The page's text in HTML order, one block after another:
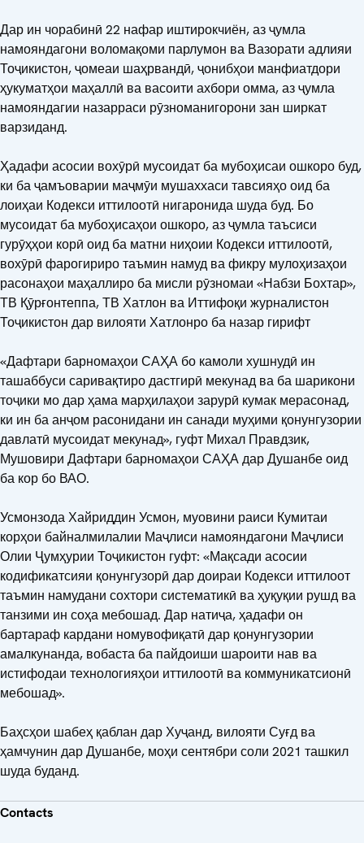
Дар ин чорабинӣ 22 нафар иштирокчиён, аз ҷумла
намояндагони воломақоми парлумон ва Вазорати адлияи
Тоҷикистон, ҷомеаи шаҳрвандӣ, ҷонибҳои манфиатдори
ҳукуматҳои маҳаллӣ ва васоити ахбори омма, аз ҷумла
намояндагии назарраси рӯзноманигорони зан ширкат
варзиданд.
Ҳадафи асосии вохӯрӣ мусоидат ба мубоҳисаи ошкоро буд,
ки ба ҷамъоварии маҷмӯи мушаххаси тавсияҳо оид ба
лоиҳаи Кодекси иттилоотӣ нигаронида шуда буд. Бо
мусоидат ба мубоҳисаҳои ошкоро, аз ҷумла таъсиси
гурӯҳҳои корӣ оид ба матни ниҳоии Кодекси иттилоотӣ,
вохӯрӣ фарогириро таъмин намуд ва фикру мулоҳизаҳои
расонаҳои маҳаллиро ба мисли рӯзномаи «Набзи Бохтар»,
ТВ Қӯрғонтеппа, ТВ Хатлон ва Иттифоқи журналистон
Тоҷикистон дар вилояти Хатлонро ба назар гирифт
«Дафтари барномаҳои САҲА бо камоли хушнудӣ ин
ташаббуси саривақтиро дастгирӣ мекунад ва ба шарикони
тоҷики мо дар ҳама марҳилаҳои зарурӣ кумак мерасонад,
ки ин ба анҷом расонидани ин санади муҳими қонунгузории
давлатӣ мусоидат мекунад», гуфт Михал Правдзик,
Мушовири Дафтари барномаҳои САҲА дар Душанбе оид
ба кор бо ВАО.
Усмонзода Хайриддин Усмон, муовини раиси Кумитаи
корҳои байналмилалии Маҷлиси намояндагони Маҷлиси
Олии Ҷумҳурии Тоҷикистон гуфт: «Мақсади асосии
кодификатсияи қонунгузорӣ дар доираи Кодекси иттилоот
таъмин намудани сохтори систематикӣ ва ҳуқуқии рушд ва
танзими ин соҳа мебошад. Дар натиҷа, ҳадафи он
бартараф кардани номувофиқатӣ дар қонунгузории
амалкунанда, вобаста ба пайдоиши шароити нав ва
истифодаи технологияҳои иттилоотӣ ва коммуникатсионӣ
мебошад».
Баҳсҳои шабеҳ қаблан дар Хуҷанд, вилояти Суғд ва
ҳамчунин дар Душанбе, моҳи сентябри соли 2021 ташкил
шуда буданд.
Contacts